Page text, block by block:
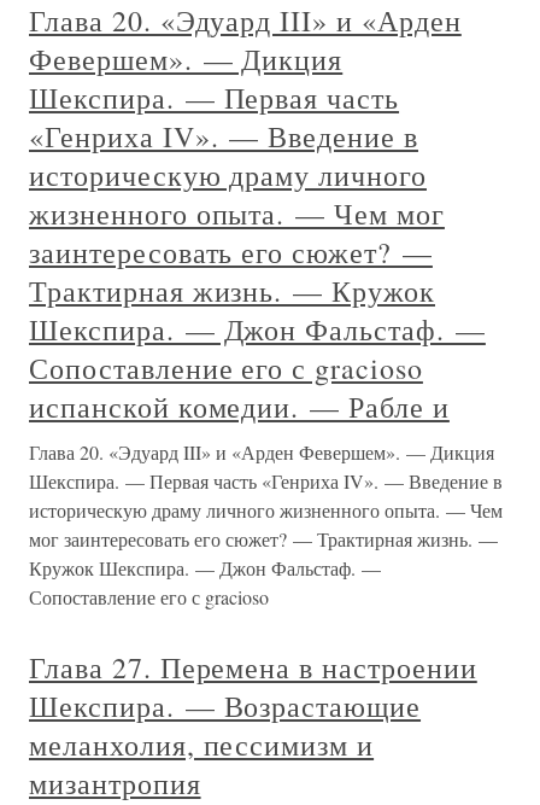
Глава 20. «Эдуард III» и «Арден
Февершем». — Дикция
Шекспира. — Первая часть
«Генриха IV». — Введение в
историческую драму личного
жизненного опыта. — Чем мог
заинтересовать его сюжет? —
Трактирная жизнь. — Кружок
Шекспира. — Джон Фальстаф. —
Сопоставление его с gracioso
испанской комедии. — Рабле и
Глава 20. «Эдуард III» и «Арден Февершем». — Дикция
Шекспира. — Первая часть «Генриха IV». — Введение в
историческую драму личного жизненного опыта. — Чем
мог заинтересовать его сюжет? — Трактирная жизнь. —
Кружок Шекспира. — Джон Фальстаф. —
Сопоставление его с gracioso
Глава 27. Перемена в настроении
Шекспира. — Возрастающие
меланхолия, пессимизм и
мизантропия